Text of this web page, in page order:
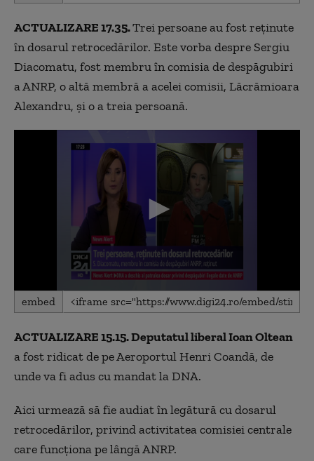
minutes,
35
seconds
ACTUALIZARE 17.35.Trei persoane au fost reținute
în dosarul retrocedărilor. Este vorba despre Sergiu
Diacomatu, fost membru în comisia de despăgubiri
a ANRP, o altă membră a acelei comisii, Lăcrămioara
Alexandru, și o a treia persoană.
0
seconds
minute,
47
seconds
embed
ACTUALIZARE 15.15. Deputatul liberal Ioan Oltean
a fost ridicat de pe Aeroportul Henri Coandă, de
unde va fi adus cu mandat la DNA.
Aici urmează să fie audiat în legătură cu dosarul
retrocedărilor, privind activitatea comisiei centrale
care funcţiona pe lângă ANRP.